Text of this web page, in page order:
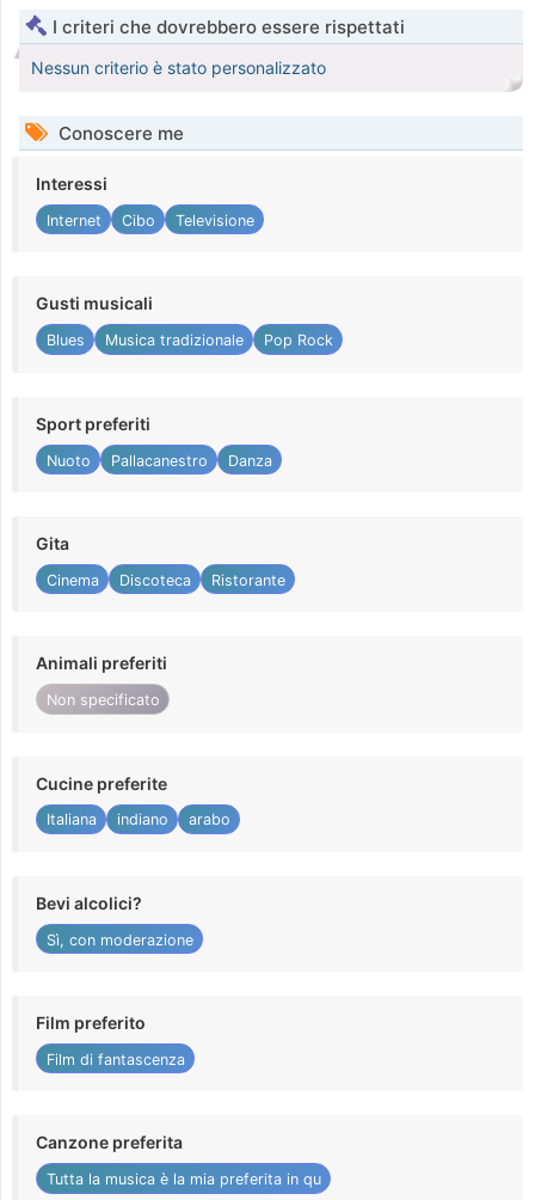
I criteri che dovrebbero essere rispettati
Nessun criterio è stato personalizzato
Conoscere me
Interessi
Internet Cibo Televisione
Gusti musicali
Blues Musica tradizionale Pop Rock
Sport preferiti
Nuoto Pallacanestro Danza
Gita
Cinema Discoteca Ristorante
Animali preferiti
Non specificato
Cucine preferite
Italiana indiano arabo
Bevi alcolici?
Sì, con moderazione
Film preferito
Film di fantascenza
Canzone preferita
Tutta la musica è la mia preferita in qu